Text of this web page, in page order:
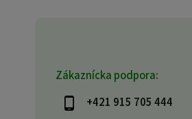
Zákaznícka podpora:
+421 915 705 444